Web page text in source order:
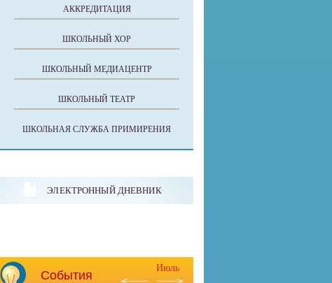
АККРЕДИТАЦИЯ
ШКОЛЬНЫЙ ХОР
ШКОЛЬНЫЙ МЕДИАЦЕНТР
ШКОЛЬНЫЙ ТЕАТР
ШКОЛЬНАЯ СЛУЖБА ПРИМИРЕНИЯ
ЭЛЕКТРОННЫЙ ДНЕВНИК
События
Июль